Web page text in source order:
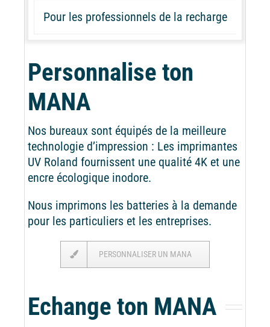
Pour les professionnels de la recharge
Personnalise ton
MANA
Nos bureaux sont équipés de la meilleure
technologie d’impression : Les imprimantes
UV Roland fournissent une qualité 4K et une
encre écologique inodore.
Nous imprimons les batteries à la demande
pour les particuliers et les entreprises.
PERSONNALISER UN MANA
Echange ton MANA